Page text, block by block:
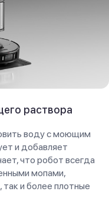
раствора
воду с моющим
и добавляет
что робот всегда
мопами,
и более плотные